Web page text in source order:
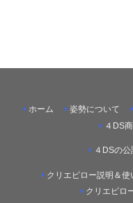
ホーム 姿勢について
４DS
４DSの
クリエピロー説明＆使
クリエピロ